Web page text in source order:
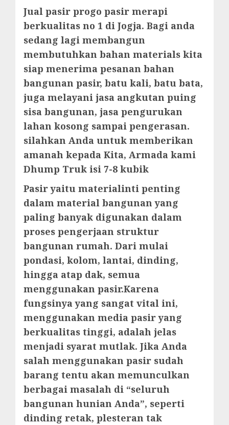
Jual pasir progo pasir merapi
berkualitas no 1 di Jogja. Bagi anda
sedang lagi membangun
membutuhkan bahan materials kita
siap menerima pesanan bahan
bangunan pasir, batu kali, batu bata,
juga melayani jasa angkutan puing
sisa bangunan, jasa pengurukan
lahan kosong sampai pengerasan.
silahkan Anda untuk memberikan
amanah kepada Kita, Armada kami
Dhump Truk isi 7-8 kubik
Pasir yaitu materialinti penting
dalam material bangunan yang
paling banyak digunakan dalam
proses pengerjaan struktur
bangunan rumah. Dari mulai
pondasi, kolom, lantai, dinding,
hingga atap dak, semua
menggunakan pasir.Karena
fungsinya yang sangat vital ini,
menggunakan media pasir yang
berkualitas tinggi, adalah jelas
menjadi syarat mutlak. Jika Anda
salah menggunakan pasir sudah
barang tentu akan memunculkan
berbagai masalah di “seluruh
bangunan hunian Anda”, seperti
dinding retak, plesteran tak